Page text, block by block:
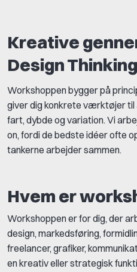
Kreative
Design Thinking
Workshoppen bygger på
giver dig konkrete værktøjer
fart, dybde og variation. Vi
on, fordi de bedste idéer ofte
tankerne arbejder sammen.
Hvem er
Workshoppen er for dig, der
design, markedsføring,
freelancer, grafiker,
en kreativ eller strategisk